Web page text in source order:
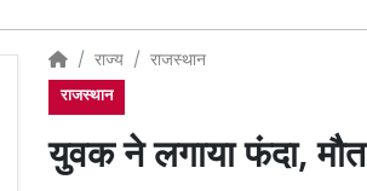
राज्य राजस्थान
राजस्थान
युवक ने लगाया फंदा, मौत